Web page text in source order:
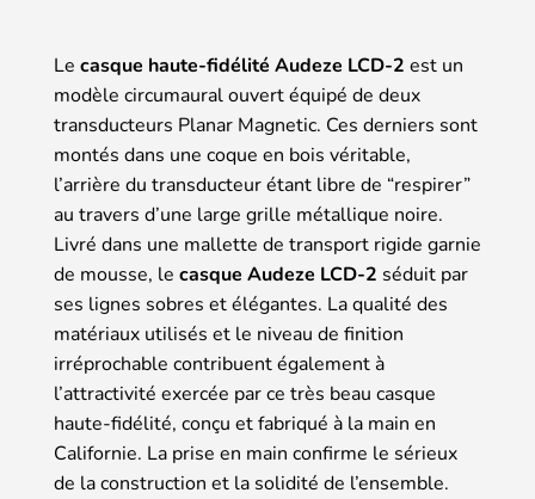
Le casque haute-fidélité Audeze LCD-2 est un
modèle circumaural ouvert équipé de deux
transducteurs Planar Magnetic. Ces derniers sont
montés dans une coque en bois véritable,
l’arrière du transducteur étant libre de “respirer”
au travers d’une large grille métallique noire.
Livré dans une mallette de transport rigide garnie
de mousse, le casque Audeze LCD-2 séduit par
ses lignes sobres et élégantes. La qualité des
matériaux utilisés et le niveau de finition
irréprochable contribuent également à
l’attractivité exercée par ce très beau casque
haute-fidélité, conçu et fabriqué à la main en
Californie. La prise en main confirme le sérieux
de la construction et la solidité de l’ensemble.